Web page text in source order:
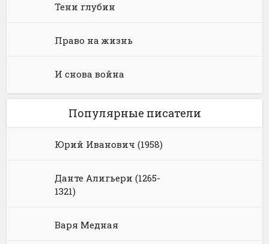
Тени глубин
Право на жизнь
И снова война
Популярные писатели
Юрий Иванович (1958)
Данте Алигьери (1265-
1321)
Варя Медная